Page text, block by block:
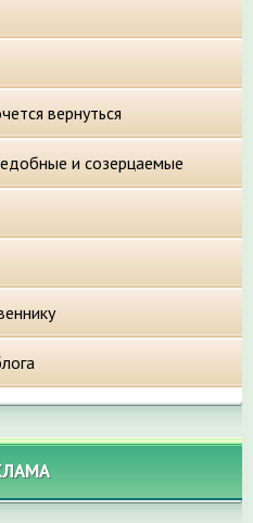
вернуться
и созерцаемые